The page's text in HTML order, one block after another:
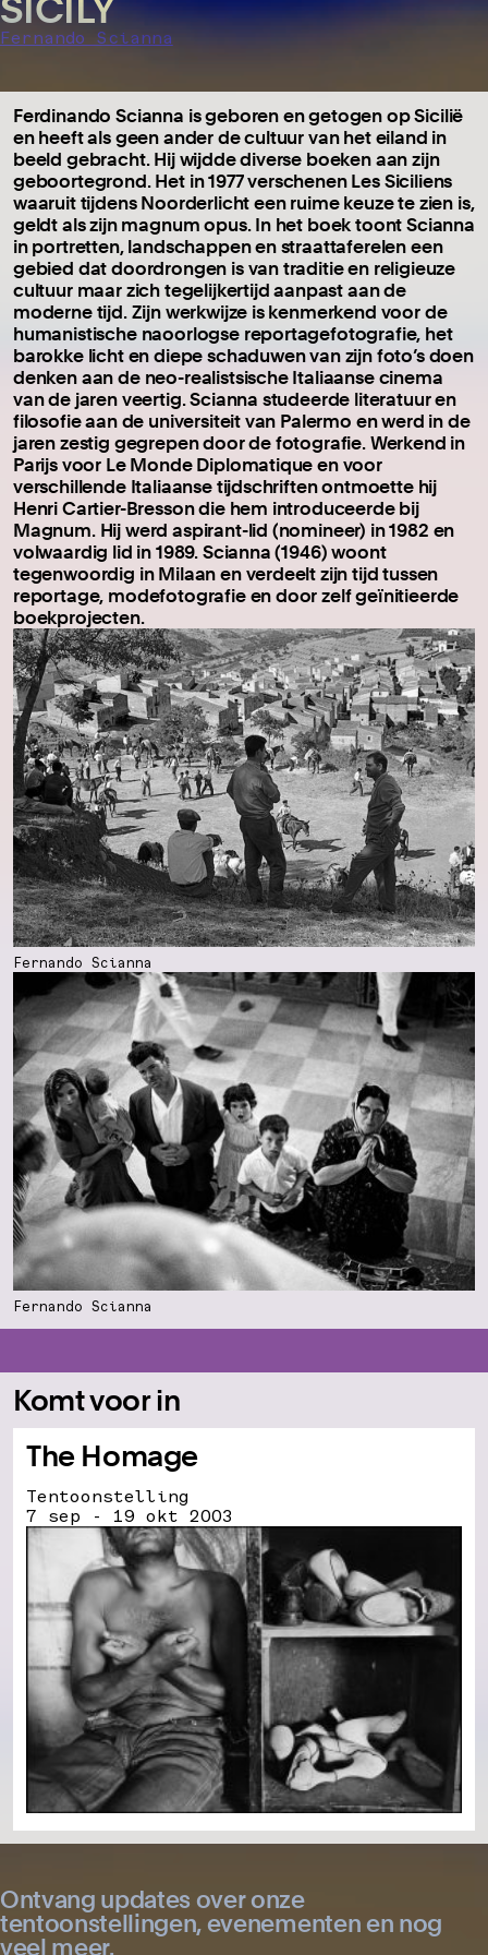
Fernando Scianna
Ferdinando Scianna is geboren en getogen op Sicilië
en heeft als geen ander de cultuur van het eiland in
beeld gebracht. Hij wijdde diverse boeken aan zijn
geboortegrond. Het in 1977 verschenen Les Siciliens
waaruit tijdens Noorderlicht een ruime keuze te zien is,
geldt als zijn magnum opus. In het boek toont Scianna
in portretten, landschappen en straattaferelen een
gebied dat doordrongen is van traditie en religieuze
cultuur maar zich tegelijkertijd aanpast aan de
moderne tijd. Zijn werkwijze is kenmerkend voor de
humanistische naoorlogse reportagefotografie, het
barokke licht en diepe schaduwen van zijn foto’s doen
denken aan de neo-realistsische Italiaanse cinema
van de jaren veertig. Scianna studeerde literatuur en
filosofie aan de universiteit van Palermo en werd in de
jaren zestig gegrepen door de fotografie. Werkend in
Parijs voor Le Monde Diplomatique en voor
verschillende Italiaanse tijdschriften ontmoette hij
Henri Cartier-Bresson die hem introduceerde bij
Magnum. Hij werd aspirant-lid (nomineer) in 1982 en
volwaardig lid in 1989. Scianna (1946) woont
tegenwoordig in Milaan en verdeelt zijn tijd tussen
reportage, modefotografie en door zelf geïnitieerde
boekprojecten.
Fernando Scianna
Fernando Scianna
Komt voor in
The Homage
Tentoonstelling
7 sep - 19 okt 2003
Ontvang updates over onze
tentoonstellingen, evenementen en nog
veel meer.